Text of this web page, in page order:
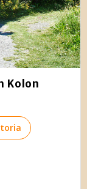
Kolon